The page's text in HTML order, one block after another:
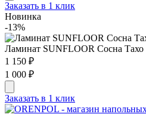
Заказать в 1 клик
Новинка
-13%
Ламинат SUNFLOOR Сосна Тахо
1 150 ₽
1 000 ₽
Заказать в 1 клик